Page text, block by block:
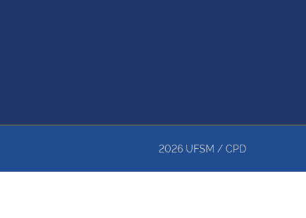
2026 UFSM / CPD